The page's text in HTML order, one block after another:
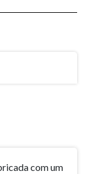
com um